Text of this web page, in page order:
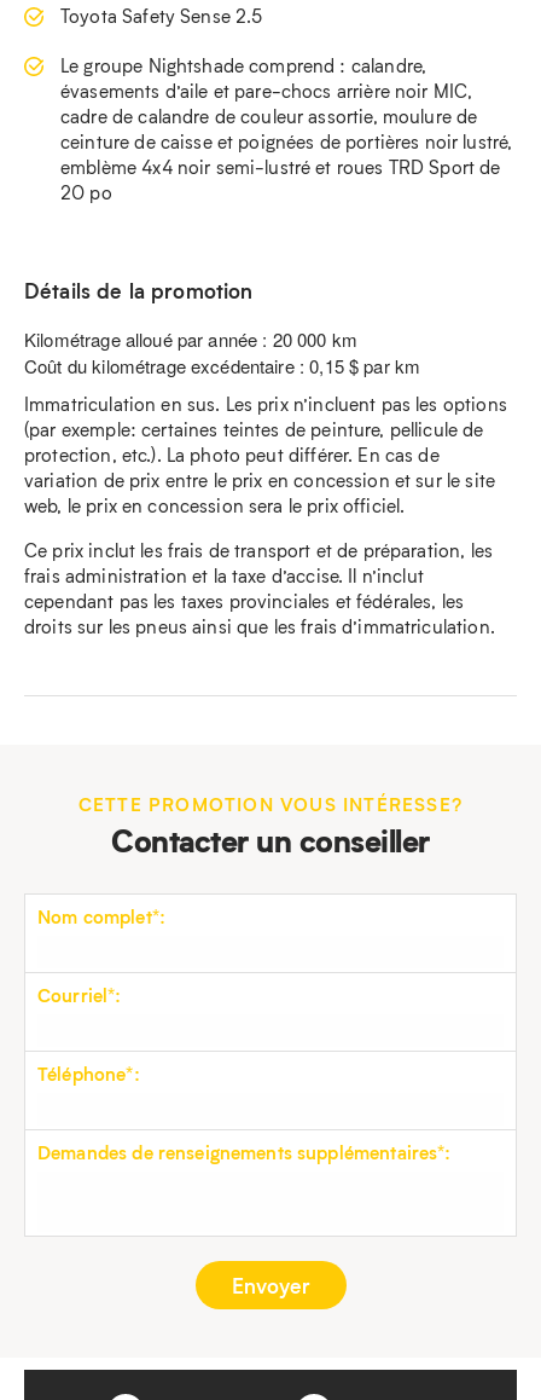
Toyota Safety Sense 2.5
Le groupe Nightshade comprend : calandre,
évasements d’aile et pare-chocs arrière noir MIC,
cadre de calandre de couleur assortie, moulure de
ceinture de caisse et poignées de portières noir lustré,
emblème 4x4 noir semi-lustré et roues TRD Sport de
20 po
Détails de la promotion
Kilométrage alloué par année : 20 000 km
Coût du kilométrage excédentaire : 0,15 $ par km
Immatriculation en sus. Les prix n’incluent pas les options
(par exemple: certaines teintes de peinture, pellicule de
protection, etc.). La photo peut différer. En cas de
variation de prix entre le prix en concession et sur le site
web, le prix en concession sera le prix officiel.
Ce prix inclut les frais de transport et de préparation, les
frais administration et la taxe d’accise. Il n’inclut
cependant pas les taxes provinciales et fédérales, les
droits sur les pneus ainsi que les frais d’immatriculation.
CETTE PROMOTION VOUS INTÉRESSE?
Contacter un conseiller
Nom complet*:
Courriel*:
Téléphone*:
Demandes de renseignements supplémentaires*: